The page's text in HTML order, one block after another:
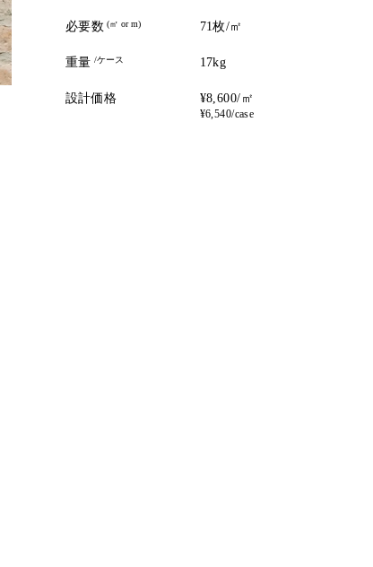
必要数 (㎡ or m)
重量 /ケース
設計価格
71枚/㎡
17kg
¥8,600/㎡
¥6,540/case